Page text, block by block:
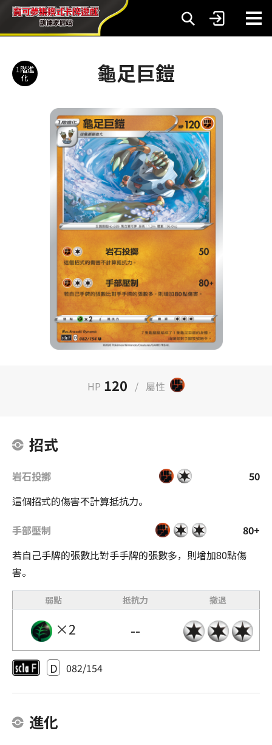
1階進
化
龜足巨鎧
HP 120 / 屬性
招式
岩石投擲
50
這個招式的傷害不計算抵抗力。
手部壓制
80+
若自己手牌的張數比對手手牌的張數多，則增加80點傷
害。
弱點 抵抗力 撤退
×2 --
D 082/154
進化